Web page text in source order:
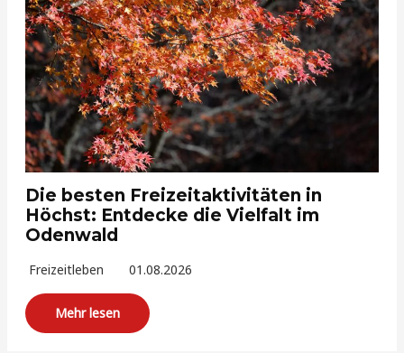
Die besten Freizeitaktivitäten in
Höchst: Entdecke die Vielfalt im
Odenwald
Freizeitleben 01.08.2026
Mehr lesen